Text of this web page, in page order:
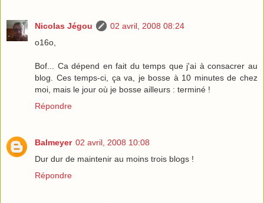
Nicolas Jégou
02 avril, 2008 08:24
o16o,
Bof... Ca dépend en fait du temps que j'ai à consacrer au
blog. Ces temps-ci, ça va, je bosse à 10 minutes de chez
moi, mais le jour où je bosse ailleurs : terminé !
Répondre
Balmeyer 02 avril, 2008 10:08
Dur dur de maintenir au moins trois blogs !
Répondre